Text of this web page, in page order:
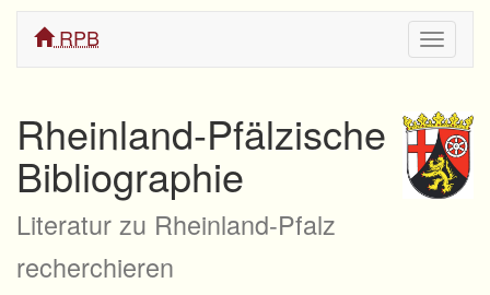
ein/
RPB
Rheinland-Pfälzische
Bibliographie
Literatur zu Rheinland-Pfalz
recherchieren